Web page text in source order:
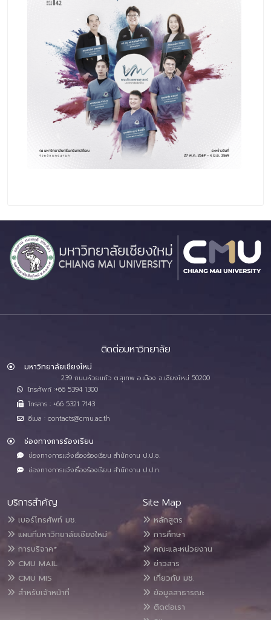
ติดต่อมหาวิทยาลัย
มหาวิทยาลัยเชียงใหม่
239 ถนนห้วยแก้ว ต.สุเทพ อ.เมือง จ.เชียงใหม่ 50200
โทรศัพท์ :+66 5394 1300
โทรสาร : +66 5321 7143
อีเมล : contacts@cmu.ac.th
ช่องทางการร้องเรียน
ช่องทางการแจ้งเรื่องร้องเรียน สำนักงาน ป.ป.ช.
ช่องทางการแจ้งเรื่องร้องเรียน สำนักงาน ป.ป.ท.
บริการสำคัญ
เบอร์โทรศัพท์ มช.
แผนที่มหาวิทยาลัยเชียงใหม่
การบริจาค*
CMU MAIL
CMU MIS
สำหรับเจ้าหน้าที่
Site Map
หลักสูตร
การศึกษา
คณะและหน่วยงาน
ข่าวสาร
เกี่ยวกับ มช.
ข้อมูลสาธารณะ
ติดต่อเรา